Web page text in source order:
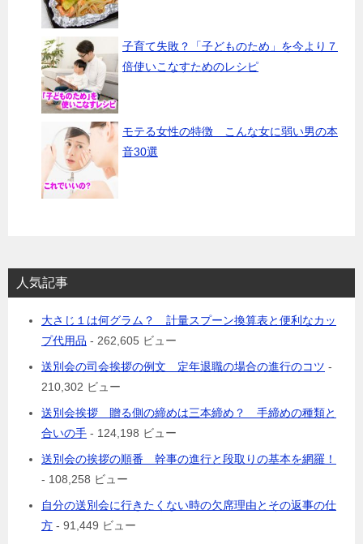
子育て失敗？「子どものため」を今より７
倍使いこなすためのレシピ
モテる女性の特徴 こんな女に弱い男の本
音30選
人気記事
大さじ１は何グラム？ 計量スプーン換算表と便利なカッ
プ代用品 - 262,605 ビュー
送別会の司会挨拶の例文 定年退職の場合の進行のコツ -
210,302 ビュー
送別会挨拶 贈る側の締めは三本締め？ 手締めの種類と
合いの手 - 124,198 ビュー
送別会の挨拶の順番 幹事の進行と段取りの基本を網羅！
- 108,258 ビュー
自分の送別会に行きたくない時の欠席理由とその返事の仕
方 - 91,449 ビュー